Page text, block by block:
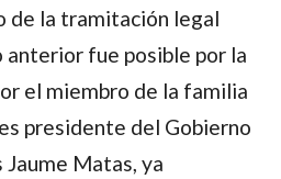
de la tramitación legal
anterior fue posible por la
el miembro de la familia
presidente del Gobierno
Matas, ya